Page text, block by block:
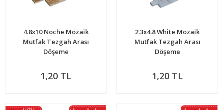
4.8x10 Noche Mozaik
Mutfak Tezgah Arası
Döşeme
1,20 TL
2.3x4.8 White Mozaik
Mutfak Tezgah Arası
Döşeme
1,20 TL